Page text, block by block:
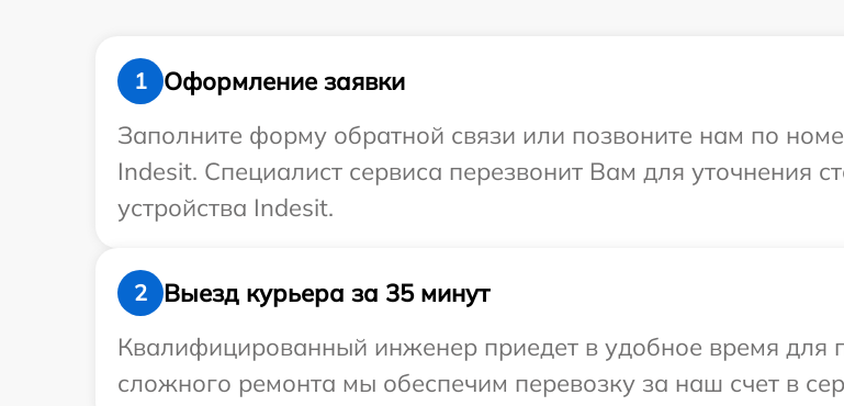
1
Оформление заявки
Заполните форму обратной связи или позвоните нам по
Indesit. Специалист сервиса перезвонит Вам для уточнения
устройства Indesit.
2
Выезд курьера за 35 минут
Квалифицированный инженер приедет в удобное время для
сложного ремонта мы обеспечим перевозку за наш счет в